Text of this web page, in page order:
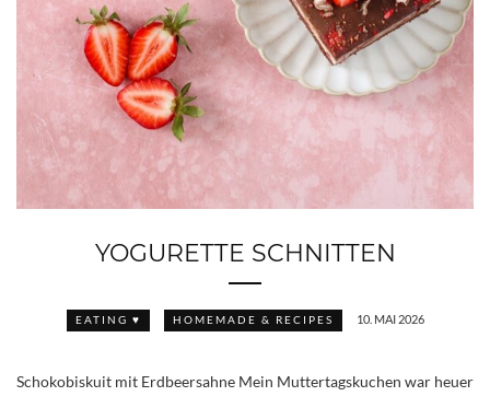
YOGURETTE SCHNITTEN
EATING ♥ HOMEMADE & RECIPES 10. MAI 2026
Schokobiskuit mit Erdbeersahne Mein Muttertagskuchen war heuer